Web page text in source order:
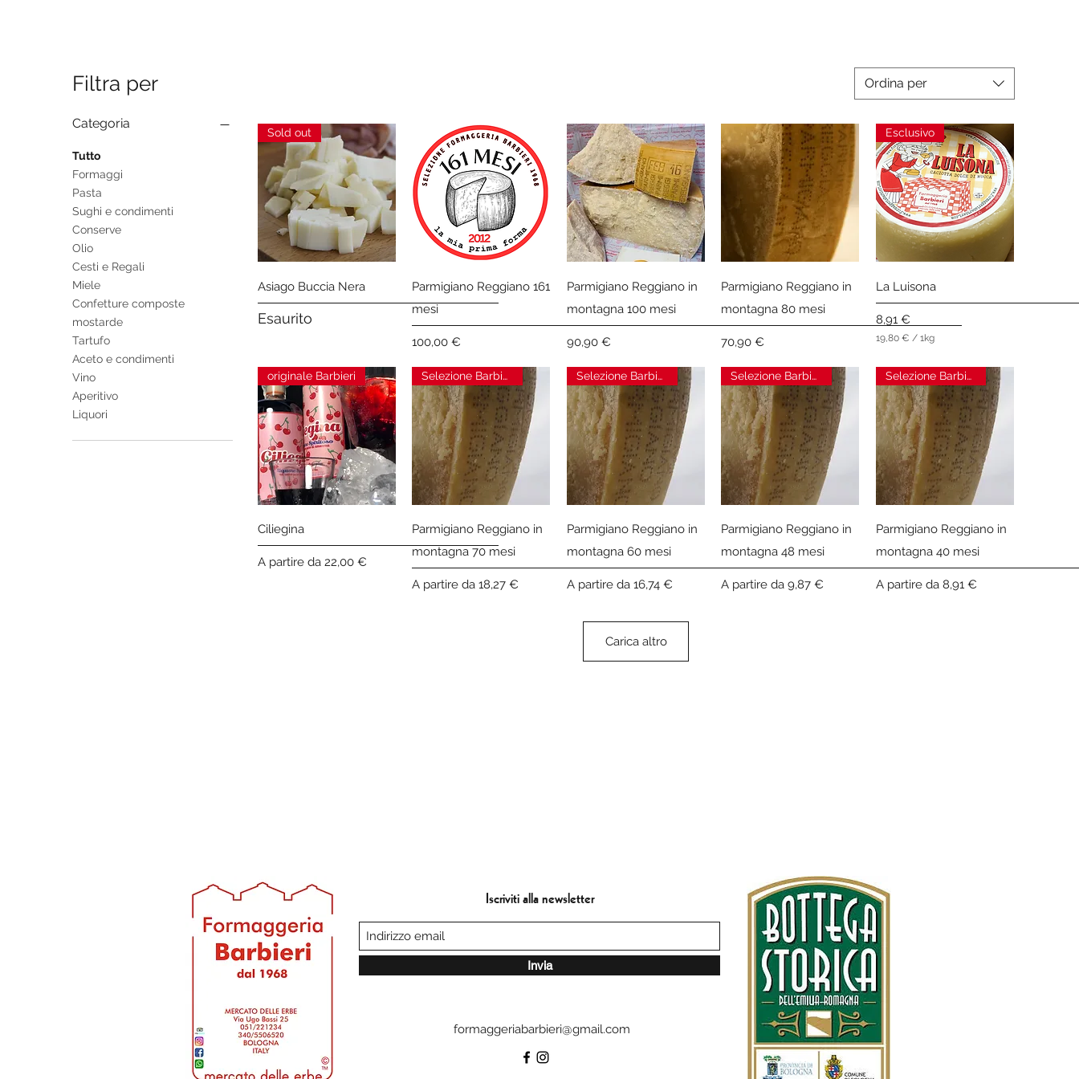
Filtra per
Categoria
Tutto
Formaggi
Pasta
Sughi e condimenti
Conserve
Olio
Cesti e Regali
Miele
Confetture composte
mostarde
Tartufo
Aceto e condimenti
Vino
Aperitivo
Liquori
Ordina per
Vista rapida
Sold out
Asiago Buccia Nera
Esaurito
Vista rapida
Parmigiano Reggiano 161
mesi
Prezzo
100,00 €
Vista rapida
Parmigiano Reggiano in
montagna 100 mesi
Prezzo
90,90 €
Vista rapida
Parmigiano Reggiano in
montagna 80 mesi
Prezzo
70,90 €
Vista rapida
Esclusivo
La Luisona
Prezzo
8,91 €
19,80 € / 1kg
8
0
€
e
r
1
C
h
l
g
r
a
Vista rapida
originale Barbieri
Ciliegina
A partire da 22,00 €
Prezzo scontato
Vista rapida
Selezione Barbieri
Parmigiano Reggiano in
montagna 70 mesi
A partire da18,27 €
Prezzo scontato
Vista rapida
Selezione Barbieri
Parmigiano Reggiano in
montagna 60 mesi
A partire da 16,74 €
Prezzo scontato
Vista rapida
Selezione Barbieri
Parmigiano Reggiano in
montagna 48 mesi
A partire da9,87 €
Prezzo scontato
Vista rapida
Selezione Barbieri
Parmigiano Reggiano in
montagna 40 mesi
A partire da 8,91 €
Prezzo scontato
Carica altro
Iscriviti alla newsletter
Invia
formaggeriabarbieri@gmail.com